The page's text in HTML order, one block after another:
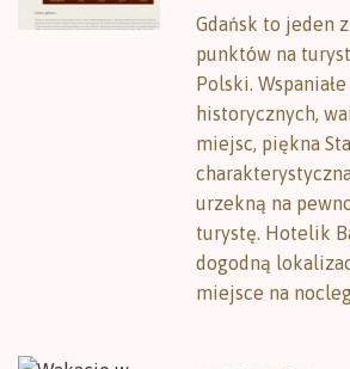
Gdańsk to jeden
punktów na
Polski.
historycznych,
miejsc, piękna
urzekną na
turystę. Hotelik
dogodną
miejsce na nocleg